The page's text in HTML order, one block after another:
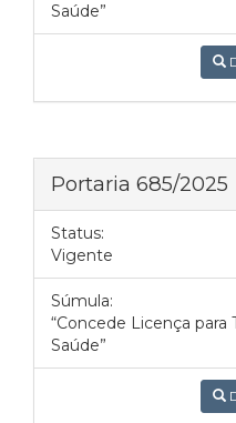
Saúde”
Portaria 685/2025
Status:
Vigente
Súmula:
“Concede Licença
Saúde”